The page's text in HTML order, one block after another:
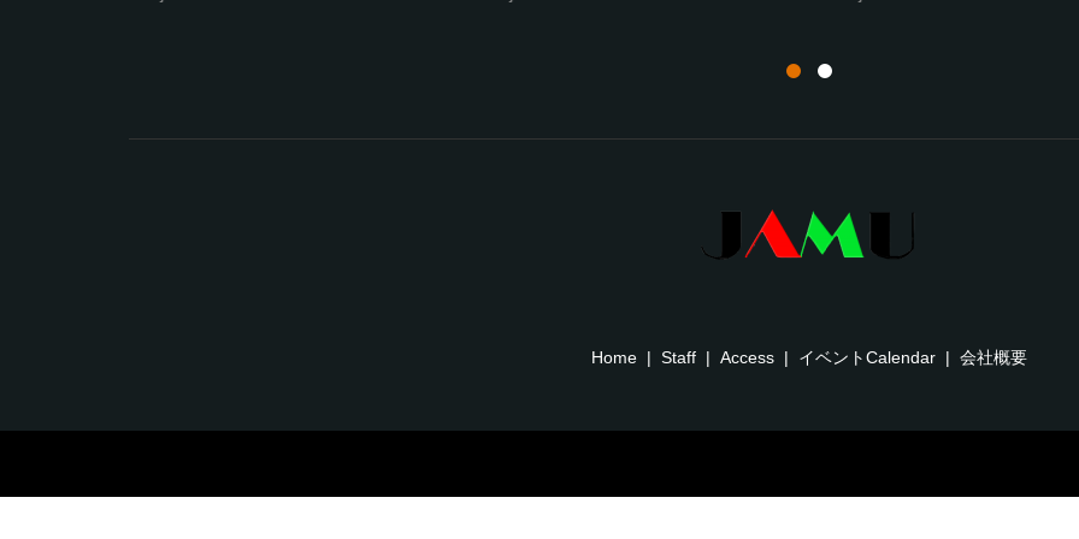
Home Staff Access イベントCalendar 会社概要